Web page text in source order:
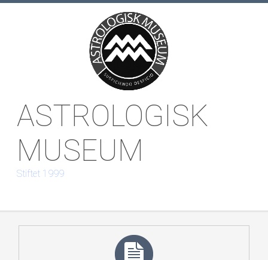
ASTROLOGISK
MUSEUM
Stiftet 1999
Bogsamling
2010-19
2000-09